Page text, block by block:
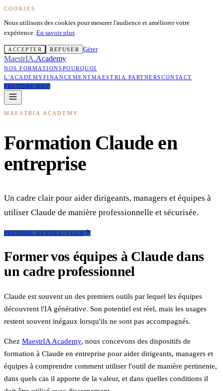
COOKIES
Nous utilisons des cookies pour mesurer l'audience et améliorer votre
expérience. En savoir plus
ACCEPTER REFUSER Gérer
MaestrIA.Academy
NOS FORMATIONSPOURQUOI
L'ACADEMYFINANCEMENTMAESTRIA PARTNERSCONTACT
PRENDRE RDV
MAESTRIA ACADEMY
Formation Claude en
entreprise
Un cadre clair pour aider dirigeants, managers et équipes à
utiliser Claude de manière professionnelle et sécurisée.
PRENDRE RENDEZ-VOUS
Former vos équipes à Claude dans
un cadre professionnel
Claude est souvent un des premiers outils par lequel les équipes
découvrent l'IA générative. Son potentiel est réel, mais les usages
restent souvent inégaux lorsqu'ils ne sont pas accompagnés.
Chez MaestrIA Academy, nous concevons des dispositifs de
formation à Claude en entreprise pour aider dirigeants, managers et
équipes à comprendre comment utiliser l'outil de manière pertinente,
dans quels cas il apporte de la valeur, et dans quelles conditions il